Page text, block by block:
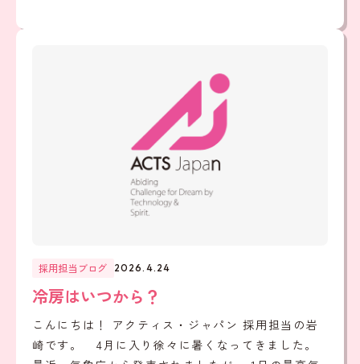
採用担当ブログ 2026.4.24
冷房はいつから？
こんにちは！ アクティス・ジャパン 採用担当の岩
崎です。 4月に入り徐々に暑くなってきました。